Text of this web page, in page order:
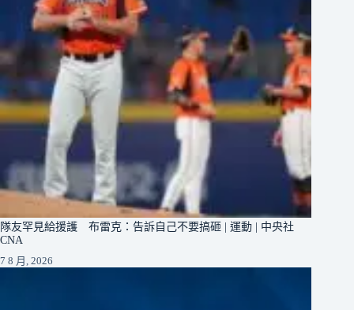
隊友罕見給援護 布雷克：告訴自己不要搞砸 | 運動 | 中央社
CNA
7 8 月, 2026